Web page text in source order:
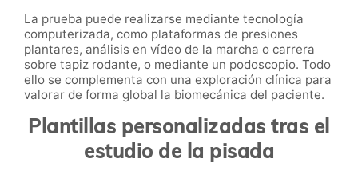
La prueba puede realizarse mediante tecnología
computerizada, como plataformas de presiones
plantares, análisis en vídeo de la marcha o carrera
sobre tapiz rodante, o mediante un podoscopio. Todo
ello se complementa con una exploración clínica para
valorar de forma global la biomecánica del paciente.
Plantillas personalizadas tras el
estudio de la pisada